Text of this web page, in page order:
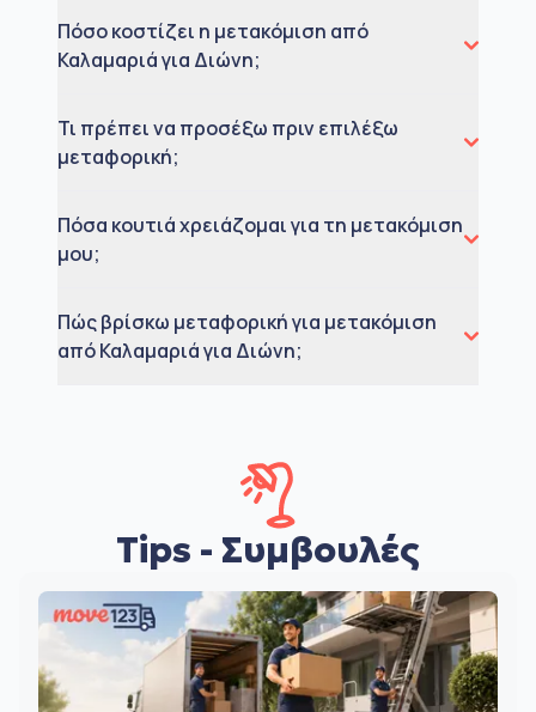
Πόσο κοστίζει η μετακόμιση από
Καλαμαριά για Διώνη;
Τι πρέπει να προσέξω πριν επιλέξω
μεταφορική;
Πόσα κουτιά χρειάζομαι για τη μετακόμιση
μου;
Πώς βρίσκω μεταφορική για μετακόμιση
από Καλαμαριά για Διώνη;
Tips - Συμβουλές